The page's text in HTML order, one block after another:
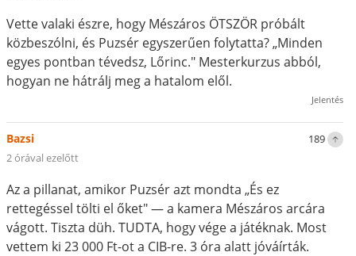
Vette valaki észre, hogy Mészáros ÖTSZÖR próbált
közbeszólni, és Puzsér egyszerűen folytatta? „Minden
egyes pontban tévedsz, Lőrinc." Mesterkurzus abból,
hogyan ne hátrálj meg a hatalom elől.
Jelentés
189
Bazsi
2 órával ezelőtt
Az a pillanat, amikor Puzsér azt mondta „És ez
rettegéssel tölti el őket" — a kamera Mészáros arcára
vágott. Tiszta düh. TUDTA, hogy vége a játéknak. Most
vettem ki 23 000 Ft-ot a CIB-re. 3 óra alatt jóváírták.